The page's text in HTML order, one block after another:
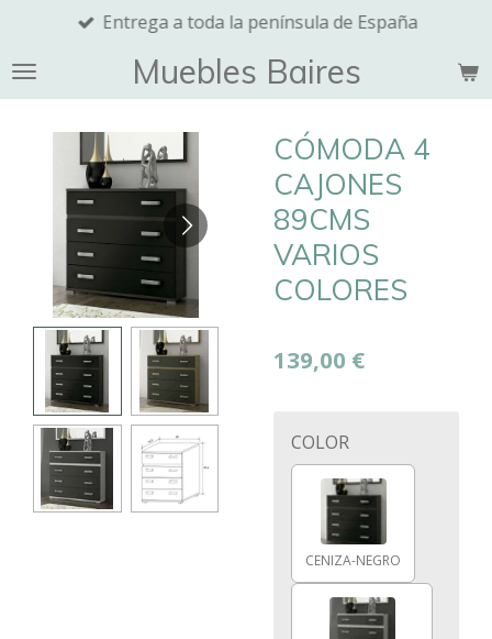
contenido
principal
Muebles Baires
Entrega a toda la península de España
CÓMODA 4
CAJONES
89CMS
VARIOS
COLORES
139,00 €
COLOR
CENIZA-NEGRO